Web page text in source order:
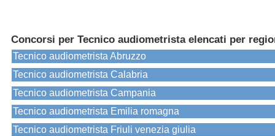
Concorsi per Tecnico audiometrista elencati per
Tecnico audiometrista Abruzzo
Tecnico audiometrista Calabria
Tecnico audiometrista Campania
Tecnico audiometrista Emilia romagna
Tecnico audiometrista Friuli venezia giulia